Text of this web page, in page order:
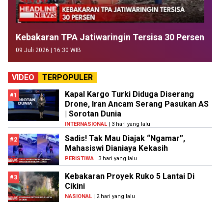
Kebakaran TPA Jatiwaringin Tersisa 30 Persen
09 Juli 2026 | 16:30 WIB
VIDEO TERPOPULER
#1
Kapal Kargo Turki Diduga Diserang
Drone, Iran Ancam Serang Pasukan AS
| Sorotan Dunia
INTERNASIONAL | 3 hari yang lalu
#2
Sadis! Tak Mau Diajak “Ngamar”,
Mahasiswi Dianiaya Kekasih
PERISTIWA | 3 hari yang lalu
#3
Kebakaran Proyek Ruko 5 Lantai Di
Cikini
NASIONAL | 2 hari yang lalu